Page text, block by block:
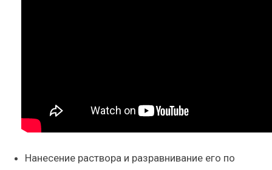
Нанесение раствора и разравнивание его по